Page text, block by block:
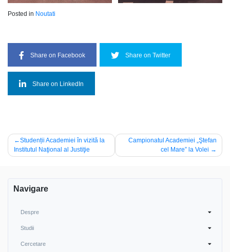
Posted in Noutati
Share on Facebook Share on Twitter
Share on LinkedIn
Navigare
în
Studenții Academiei în vizită la
Institutul Naţional al Justiţie
Campionatul Academiei „Ştefan
cel Mare” la Volei
Navigare
Despre
Studii
Cercetare